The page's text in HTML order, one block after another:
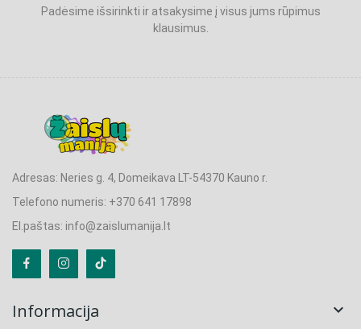
Padėsime išsirinkti ir atsakysime į visus jums rūpimus
klausimus.
Adresas: Neries g. 4, Domeikava LT-54370 Kauno r.
Telefono numeris: +370 641 17898
El.paštas: info@zaislumanija.lt
Informacija 